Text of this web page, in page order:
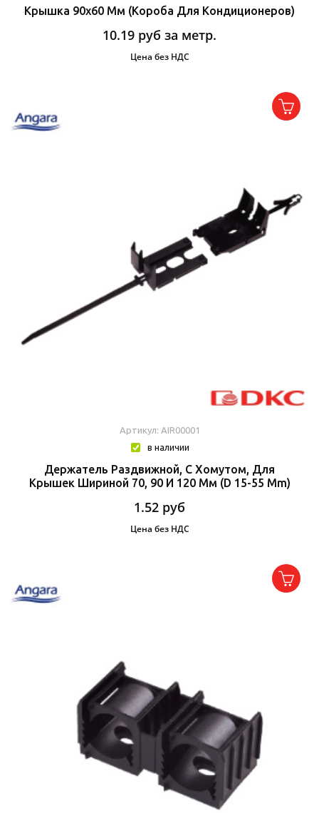
Крышка 90х60 Мм (короба Для Кондиционеров)
10.19 руб за метр.
Цена без НДС
Артикул: AIR00001
в наличии
Держатель Раздвижной, С Хомутом, Для
Крышек Шириной 70, 90 И 120 Мм (d 15-55 Mm)
1.52 руб
Цена без НДС